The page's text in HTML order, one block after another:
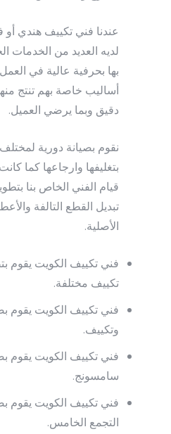
عندنا فني تكييف هندي
لديه العديد من الخدمات
بها بحرفية عالية في
أساليب خاصة بهم تنتج
دقيق وبما يرضي العميل.
نقوم بصيانة دورية
بتغليفها وارجاعها كما
قيام الفني الخاص بنا
تبديل القطع التالفة
الأصلية.
فني تكييف الكويت يقوم
تكييف مختلفة.
فني تكييف الكويت يقوم
وتكييف.
فني تكييف الكويت يقوم
سامسونج.
فني تكييف الكويت يقوم
التجمع الخامس.